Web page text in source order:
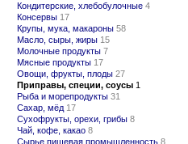
Кондитерские, хлебобулочные 4
Консервы 17
Крупы, мука, макароны 58
Масло, сыры, жиры 15
Молочные продукты 7
Мясные продукты 17
Овощи, фрукты, плоды 27
Приправы, специи, соусы 1
Рыба и морепродукты 31
Сахар, мёд 17
Сухофрукты, орехи, грибы 8
Чай, кофе, какао 8
Сырье пищевая промышленность 8